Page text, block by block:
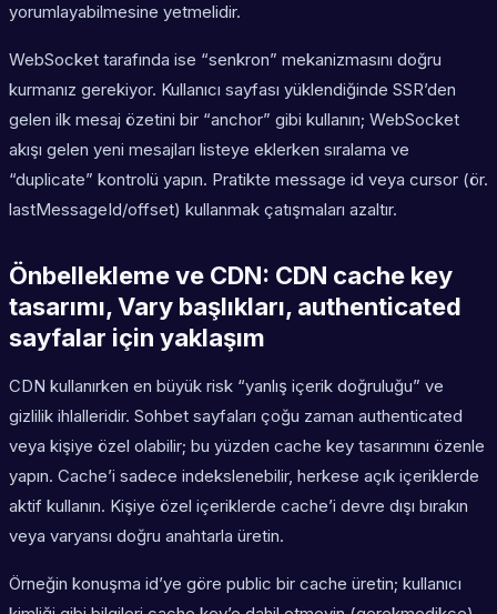
yorumlayabilmesine yetmelidir.
WebSocket tarafında ise “senkron” mekanizmasını doğru
kurmanız gerekiyor. Kullanıcı sayfası yüklendiğinde SSR’den
gelen ilk mesaj özetini bir “anchor” gibi kullanın; WebSocket
akışı gelen yeni mesajları listeye eklerken sıralama ve
“duplicate” kontrolü yapın. Pratikte message id veya cursor (ör.
lastMessageId/offset) kullanmak çatışmaları azaltır.
Önbellekleme ve CDN: CDN cache key
tasarımı, Vary başlıkları, authenticated
sayfalar için yaklaşım
CDN kullanırken en büyük risk “yanlış içerik doğruluğu” ve
gizlilik ihlalleridir. Sohbet sayfaları çoğu zaman authenticated
veya kişiye özel olabilir; bu yüzden cache key tasarımını özenle
yapın. Cache’i sadece indekslenebilir, herkese açık içeriklerde
aktif kullanın. Kişiye özel içeriklerde cache’i devre dışı bırakın
veya varyansı doğru anahtarla üretin.
Örneğin konuşma id’ye göre public bir cache üretin; kullanıcı